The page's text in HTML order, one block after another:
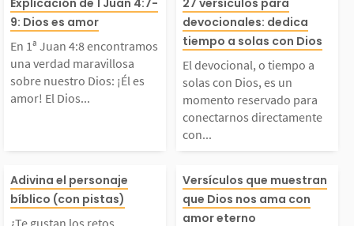
1ª Juan 4:8 encont
una verdad mar
sobre nuestro
¡Él es amor! El
todopoderoso, et
Creador del uni
Explicación de 1 Juan 4:7-
9: Dios es amor
En 1ª Juan 4:8 encontramos
una verdad maravillosa
sobre nuestro Dios: ¡Él es
amor! El Dios...
El devocional,
o a solas con
un momento
o para
rectamente
o Padre
27 versículos para
devocionales: dedica
tiempo a solas con Dios
El devocional, o tiempo a
solas con Dios, es un
momento reservado para
conectarnos directamente
con...
gustan los retos bí
Adivina el personaje
bíblico (con pistas)
¿Te gustan los retos
Es asombroso
Versículos que muestran
que Dios nos ama con
amor eterno